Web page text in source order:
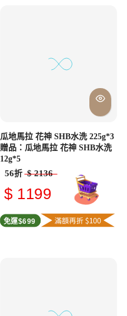
瓜地馬拉 花神 SHB水洗 225g*3
贈品：瓜地馬拉 花神 SHB水洗
12g*5
56折 $ 2136
$ 1199
免運$699